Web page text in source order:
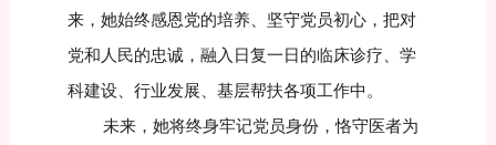
来，她始终感恩党的培养、坚守党员初心，把对
党和人民的忠诚，融入日复一日的临床诊疗、学
科建设、行业发展、基层帮扶各项工作中。
未来，她将终身牢记党员身份，恪守医者为